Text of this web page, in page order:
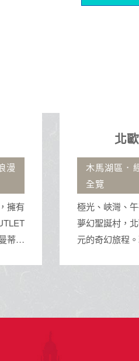
漫
擁有
蒂克
北
木馬湖區．
全覽
極光、峽灣、
夢幻聖誕村，
元的奇幻旅程